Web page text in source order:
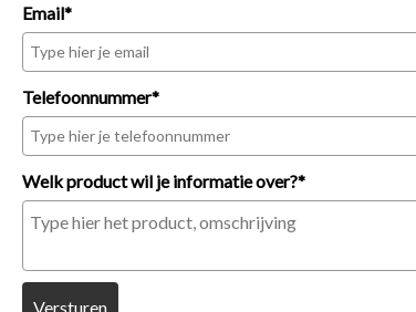
Email*
Telefoonnummer*
Welk product wil je informatie over?*
Versturen